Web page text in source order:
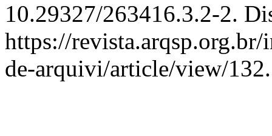
10.29327/263416.3.2-2.
https://revista.arqsp.org.br/
de-arquivi/article/view/